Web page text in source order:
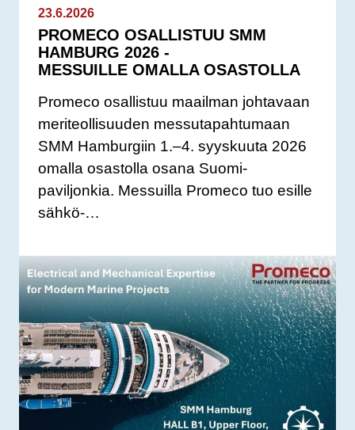
23.6.2026
PROMECO OSALLISTUU SMM
HAMBURG 2026 -
MESSUILLE OMALLA OSASTOLLA
Promeco osallistuu maailman johtavaan
meriteollisuuden messutapahtumaan
SMM Hamburgiin 1.–4. syyskuuta 2026
omalla osastolla osana Suomi-
paviljonkia. Messuilla Promeco tuo esille
sähkö-…